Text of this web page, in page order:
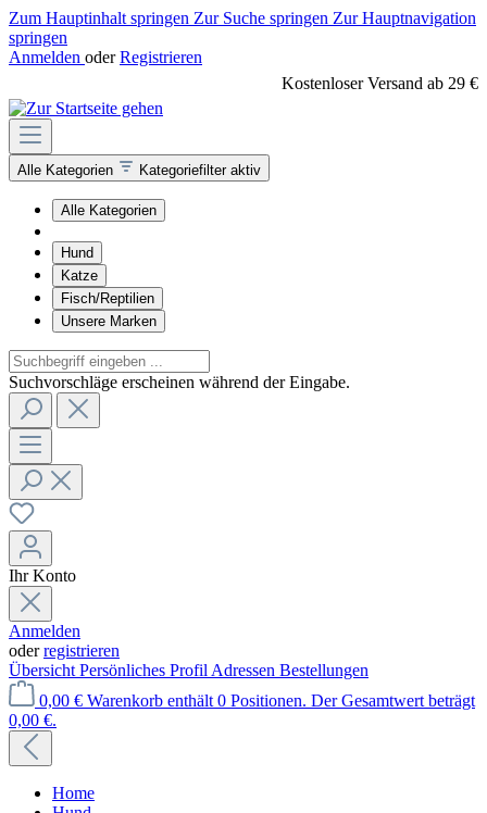
Zum Hauptinhalt springen Zur Suche springen Zur Hauptnavigation
springen
Anmelden oder Registrieren
Kostenloser Versand ab 29 €
Alle Kategorien Kategoriefilter aktiv
Alle Kategorien
Hund
Katze
Fisch/Reptilien
Unsere Marken
Suchvorschläge erscheinen während der Eingabe.
Ihr Konto
Anmelden
oderregistrieren
Übersicht Persönliches Profil Adressen Bestellungen
0,00 € Warenkorb enthält 0 Positionen. Der Gesamtwert beträgt
0,00 €.
Home